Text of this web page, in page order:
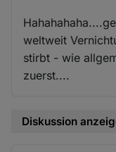
weltweit
stirbt - wie
zuerst....
Diskussion